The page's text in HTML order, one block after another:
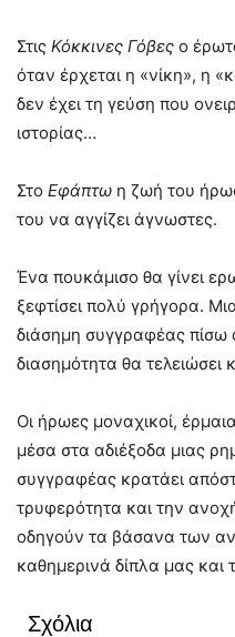
Στις Κόκκινες Γόβες ο
όταν έρχεται η «νίκη», η
δεν έχει τη γεύση που
ιστορίας…
Στο Εφάπτω η ζωή του
του να αγγίζει άγνωστες.
Ένα πουκάμισο θα γίνει
ξεφτίσει πολύ γρήγορα.
διάσημη συγγραφέας
διασημότητα θα τελειώσει
Οι ήρωες μοναχικοί,
μέσα στα αδιέξοδα μιας
συγγραφέας κρατάει
τρυφερότητα και την
οδηγούν τα βάσανα των
καθημερινά δίπλα μας
Σχόλια